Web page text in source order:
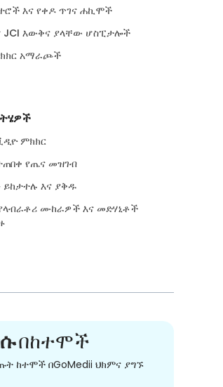
እና የቀዶ ጥገና ሐኪሞች
JCI እውቅና ያላቸው ሆስፒታሎች
አማራጮች
ምክክር
የጤና መዝገብ
እና ያቅዱ
ሙከራዎች እና መድሃኒቶች
በከተሞች
ከተሞች በGoMedii ህክምና ያግኙ